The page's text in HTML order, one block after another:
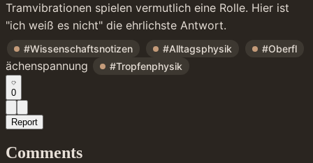
Tramvibrationen spielen vermutlich eine Rolle. Hier ist
"ich weiß es nicht" die ehrlichste Antwort.
#Wissenschaftsnotizen #Alltagsphysik #Oberfl
ächenspannung #Tropfenphysik
0
Report
Comments